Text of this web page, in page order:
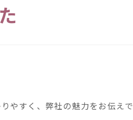
やすく、弊社の魅力をお伝えで